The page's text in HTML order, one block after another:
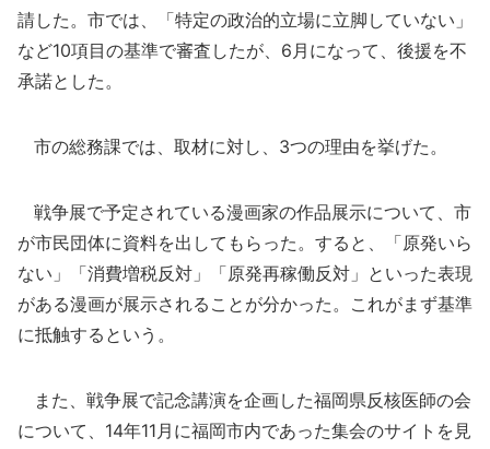
請した。市では、「特定の政治的立場に立脚していない」
など10項目の基準で審査したが、6月になって、後援を不
承諾とした。
市の総務課では、取材に対し、3つの理由を挙げた。
戦争展で予定されている漫画家の作品展示について、市
が市民団体に資料を出してもらった。すると、「原発いら
ない」「消費増税反対」「原発再稼働反対」といった表現
がある漫画が展示されることが分かった。これがまず基準
に抵触するという。
また、戦争展で記念講演を企画した福岡県反核医師の会
について、14年11月に福岡市内であった集会のサイトを見